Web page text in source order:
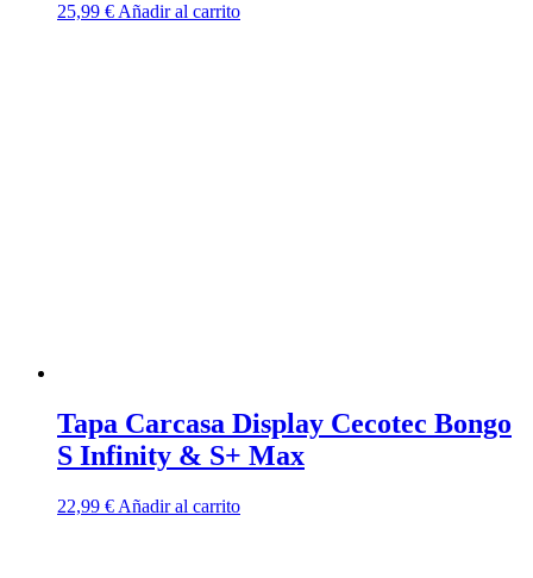
25,99 € Añadir al carrito
Tapa Carcasa Display Cecotec Bongo
S Infinity & S+ Max
22,99 € Añadir al carrito